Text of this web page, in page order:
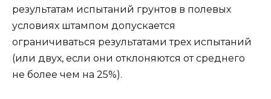
результатам испытаний грунтов в полевых
условиях штампом допускается
ограничиваться результатами трех испытаний
(или двух, если они отклоняются от среднего
не более чем на 25%).